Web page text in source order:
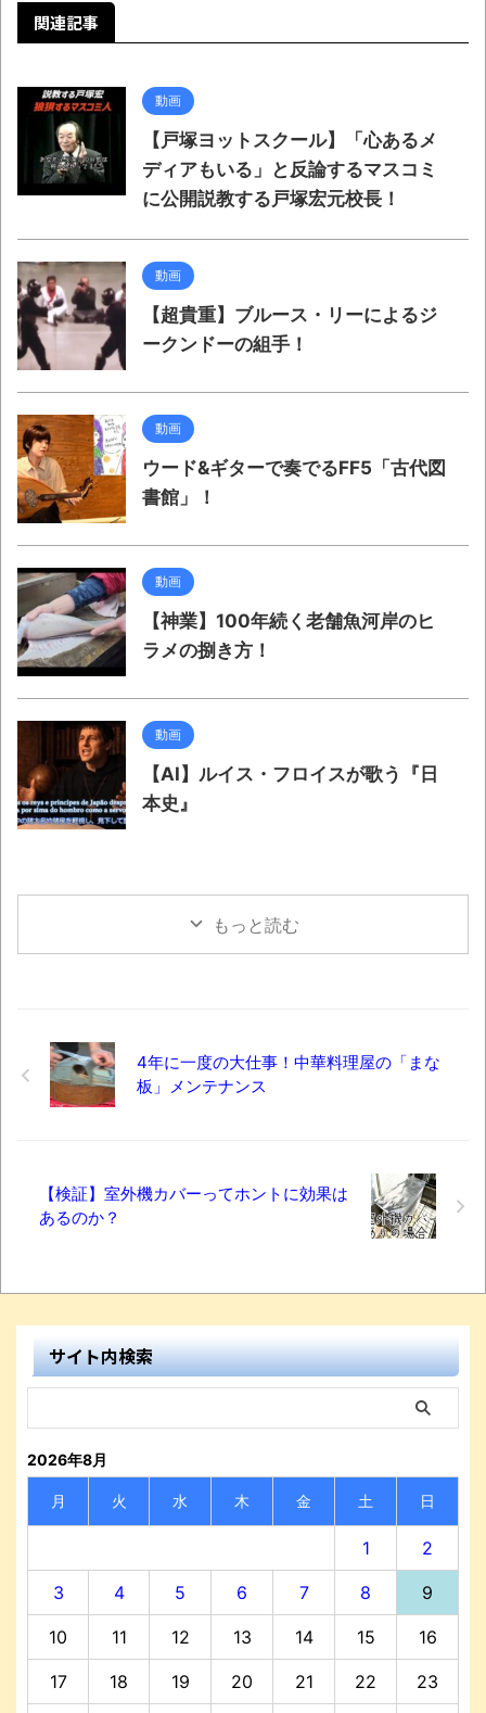
関連記事
動画
【戸塚ヨットスクール】「心あるメ
ディアもいる」と反論するマスコミ
に公開説教する戸塚宏元校長！
動画
【超貴重】ブルース・リーによるジ
ークンドーの組手！
動画
ウード&ギターで奏でるFF5「古代図
書館」！
動画
【神業】100年続く老舗魚河岸のヒ
ラメの捌き方！
動画
【AI】ルイス・フロイスが歌う『日
本史』
もっと読む
4年に一度の大仕事！中華料理屋の「まな
板」メンテナンス
【検証】室外機カバーってホントに効果は
あるのか？
サイト内検索
2026年8月
月 火 水 木 金 土 日
1 2
3 4 5 6 7 8 9
10 11 12 13 14 15 16
17 18 19 20 21 22 23